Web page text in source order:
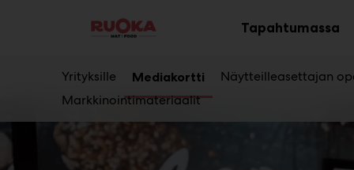
Main
Tapahtumassa
Yrityksille Mediakortti Näytteilleasettajan
Markkinointimateriaalit